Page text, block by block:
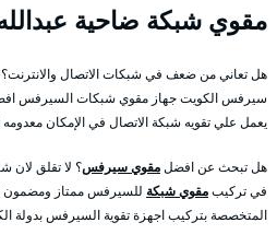
مقوي شبكة ضاحية
هل تعاني من ضعف في شبكات الاتصال والانترنت؟
سيرفس الكويت جهاز مقوي شبكات السيرفس
يعمل علي تقويه شبكة الاتصال في الإمكان معدومه
هل تبحث عن افضلمقوي سيرفس؟ لا تقلق لان
في تركيبمقوي شبكة للسيرفس ممتاز ومضمون
المتخصصة بتركيب اجهزة تقوية السيرفس بدولة